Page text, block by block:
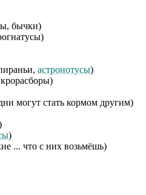
бычки)
астронотусы)
могут стать кормом другим)
)
... что с них возьмёшь)